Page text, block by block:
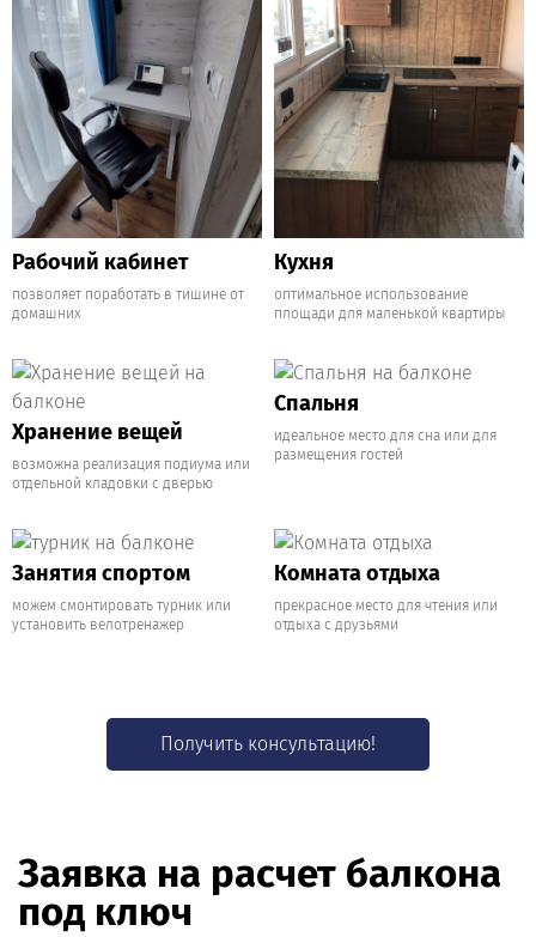
Рабочий кабинет
позволяет поработать в тишине от
домашних
Кухня
оптимальное использование
площади для маленькой квартиры
Хранение вещей
возможна реализация подиума или
отдельной кладовки с дверью
Спальня
идеальное место для сна или для
размещения гостей
Занятия спортом
можем смонтировать турник или
установить велотренажер
Комната отдыха
прекрасное место для чтения или
отдыха с друзьями
Получить консультацию!
Заявка на расчет балкона
под ключ